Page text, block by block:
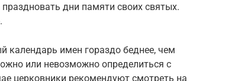
дни памяти своих святых.
календарь имен гораздо беднее, чем
или невозможно определиться с
церковники рекомендуют смотреть на